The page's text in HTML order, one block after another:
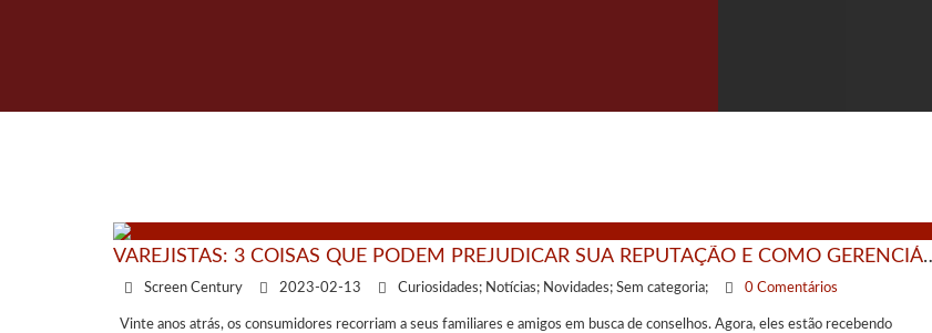
VAREJISTAS: 3 COISAS QUE PODEM PREJUDICAR SUA REPUTAÇÃO E COMO GERENCIÁ-
LASScreen Century 2023-02-13 Curiosidades; Notícias; Novidades; Sem categoria; 0 Comentários
Vinte anos atrás, os consumidores recorriam a seus familiares e amigos em busca de conselhos. Agora, eles estão recebendo